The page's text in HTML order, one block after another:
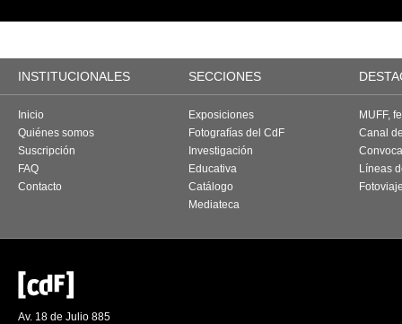
INSTITUCIONALES SECCIONES
Inicio
Quiénes somos
Suscripción
FAQ
Contacto
Exposiciones
Fotografías del CdF
Investigación
Educativa
Catálogo
Mediateca
MUFF,
Canal
Líneas
Av. 18 de Julio 885